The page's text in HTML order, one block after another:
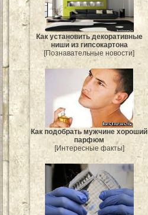
Как установить декоративные
ниши из гипсокартона
[Познавательные новости]
Как подобрать мужчине хороший
парфюм
[Интересные факты]